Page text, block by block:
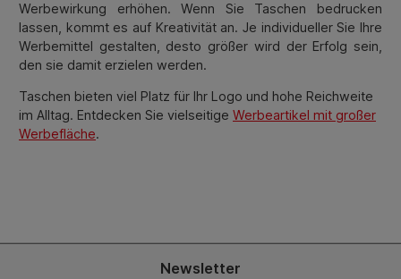
Werbewirkung erhöhen. Wenn Sie Taschen bedrucken
lassen, kommt es auf Kreativität an. Je individueller Sie Ihre
Werbemittel gestalten, desto größer wird der Erfolg sein,
den sie damit erzielen werden.
Taschen bieten viel Platz für Ihr Logo und hohe Reichweite
im Alltag. Entdecken Sie vielseitige Werbeartikel mit großer
Werbefläche.
Newsletter